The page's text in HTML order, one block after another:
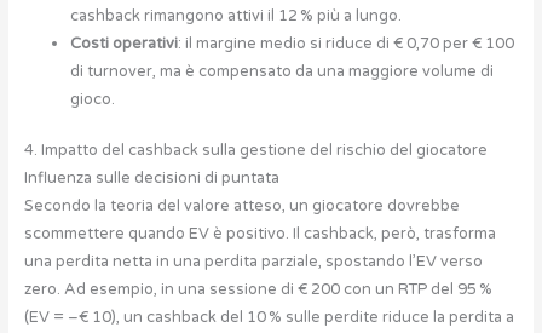
cashback rimangono attivi il 12 % più a lungo.
Costi operativi: il margine medio si riduce di € 0,70 per € 100
di turnover, ma è compensato da una maggiore volume di
gioco.
4. Impatto del cashback sulla gestione del rischio del giocatore
Influenza sulle decisioni di puntata
Secondo la teoria del valore atteso, un giocatore dovrebbe
scommettere quando EV è positivo. Il cashback, però, trasforma
una perdita netta in una perdita parziale, spostando l’EV verso
zero. Ad esempio, in una sessione di € 200 con un RTP del 95 %
(EV = –€ 10), un cashback del 10 % sulle perdite riduce la perdita a